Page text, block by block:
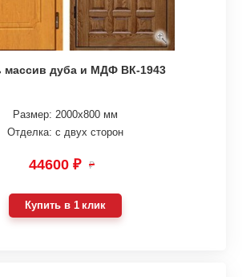
массив дуба и МДФ ВК-1943
Размер: 2000х800 мм
Отделка: с двух сторон
44600 ₽ ₽
Купить в 1 клик